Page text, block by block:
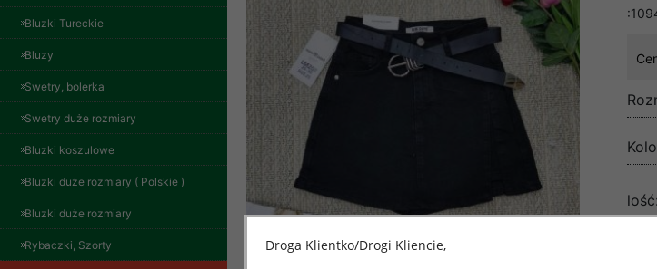
Bluzki Tureckie
Bluzy
Swetry, bolerka
Swetry duże rozmiary
Bluzki koszulowe
Bluzki duże rozmiary ( Polskie )
Bluzki duże rozmiary
Rybaczki, Szorty
lość:
Droga Klientko/Drogi Kliencie,